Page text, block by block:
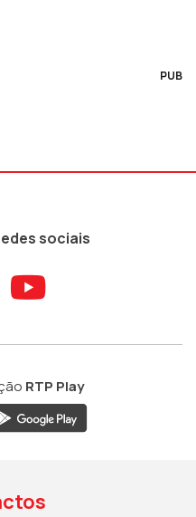
PUB
sociais
ao ao
Aceder
RTP Play